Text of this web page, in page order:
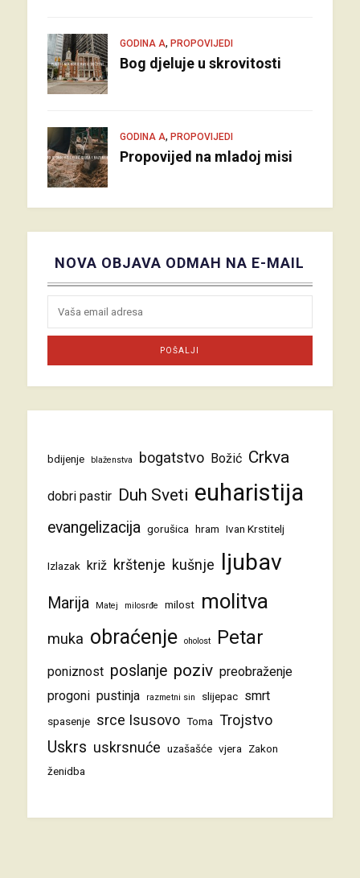
GODINA A, PROPOVIJEDI
Bog djeluje u skrovitosti
GODINA A, PROPOVIJEDI
Propovijed na mladoj misi
NOVA OBJAVA ODMAH NA E-MAIL
bdijenje blaženstva bogatstvo Božić Crkva
dobri pastir Duh Sveti euharistija
evangelizacija gorušica hram Ivan Krstitelj
Izlazak križ krštenje kušnje ljubav
Marija Matej milosrđe milost molitva
muka obraćenje oholost Petar
poniznost poslanje poziv preobraženje
progoni pustinja razmetni sin slijepac smrt
spasenje srce Isusovo Toma Trojstvo
Uskrs uskrsnuće uzašašće vjera Zakon
ženidba